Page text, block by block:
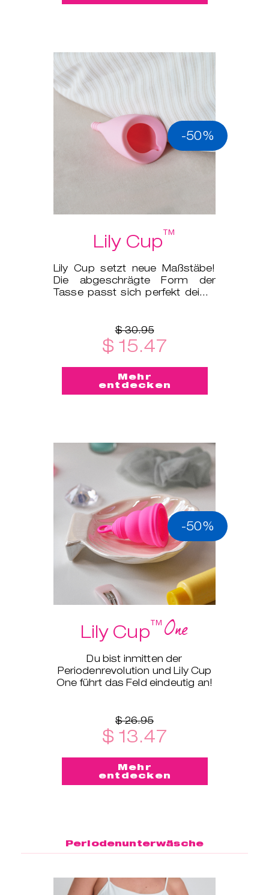
-50%
Lily Cup™
Lily Cup setzt neue Maßstäbe!
Die abgeschrägte Form der
Tasse passt sich perfekt deiner
$ 30.95
$ 15.47
Mehr
entdecken
-50%
Lily Cup™One
Du bist inmitten der
Periodenrevolution und Lily Cup
One führt das Feld eindeutig an!
$ 26.95
$ 13.47
Mehr
entdecken
Periodenunterwäsche